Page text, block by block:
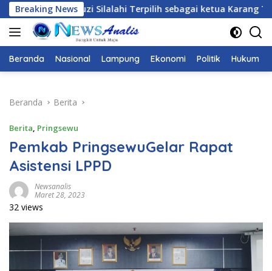
Langsung
ke
konten
Breaking News
sebagai ketua Karang Taruna Provinsi Lampung Secara
Beranda Nasional Lampung Ekonomi Politik Hukum
Beranda Berita
Berita, Pringsewu
Pemkab PringsewuGelar Rapat
Asistensi LPPD
Newsanalis
Maret 28, 2023
32 views